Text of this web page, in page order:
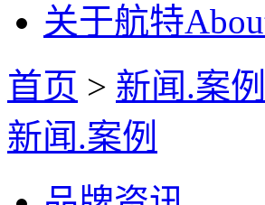
关于航特
首页 > 新闻.案例
新闻.案例